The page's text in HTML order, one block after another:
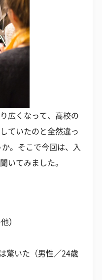
広くなって、高校の
ていたのと全然違っ
。そこで今回は、入
いてみました。
）
驚いた（男性／24歳